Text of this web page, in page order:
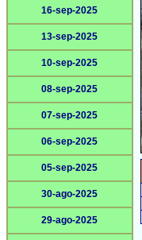
16-sep-2025
13-sep-2025
10-sep-2025
08-sep-2025
07-sep-2025
06-sep-2025
05-sep-2025
30-ago-2025
29-ago-2025